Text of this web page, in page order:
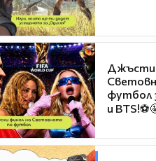
футбол
и